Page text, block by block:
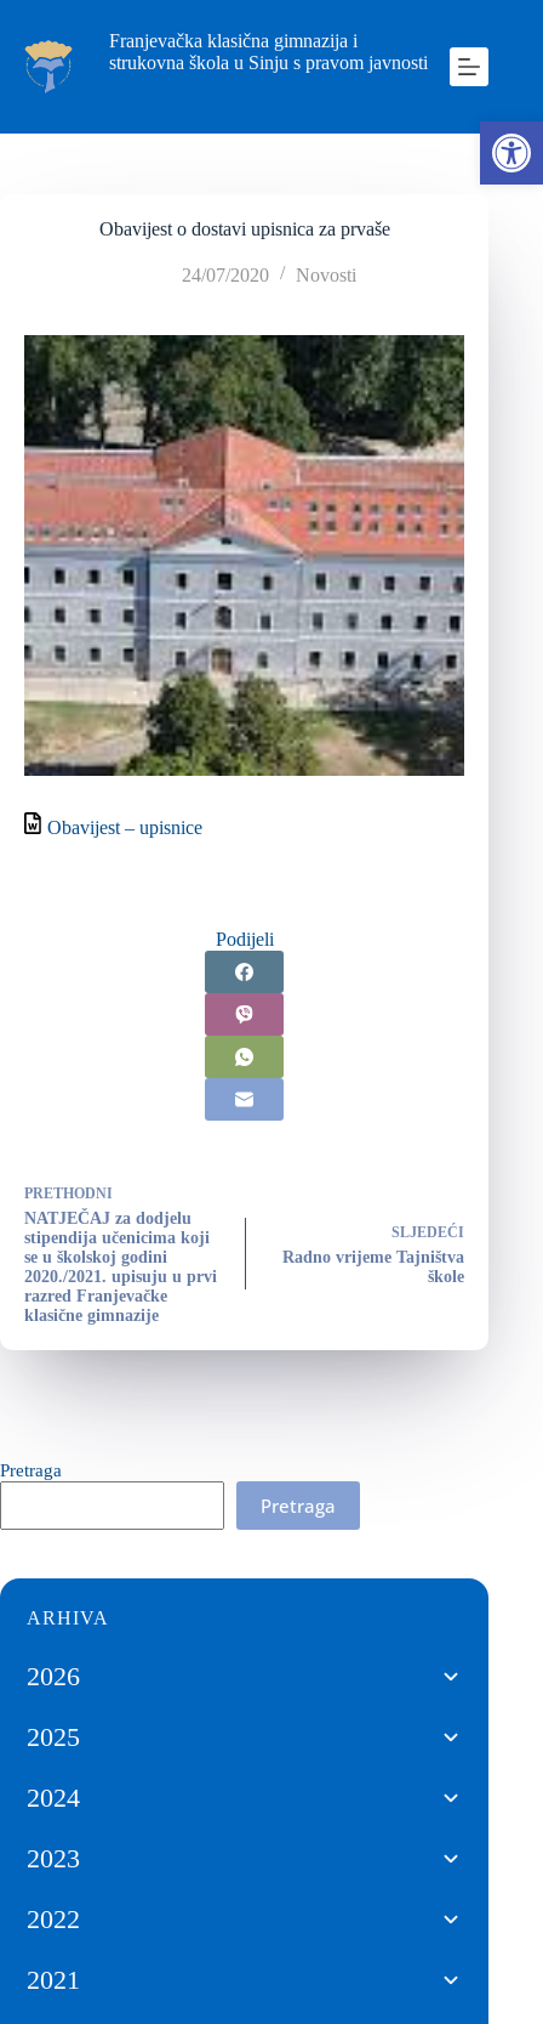
Franjevačka klasična gimnazija i
strukovna škola u Sinju s pravom javnosti
Obavijest o dostavi upisnica za prvaše
24/07/2020 Novosti
Obavijest – upisnice
Podijeli
PRETHODNI
NATJEČAJ za dodjelu
stipendija učenicima koji
se u školskoj godini
2020./2021. upisuju u prvi
razred Franjevačke
klasične gimnazije
SLJEDEĆI
Radno vrijeme Tajništva
škole
Pretraga
Pretraga
ARHIVA
2026
2025
2024
2023
2022
2021